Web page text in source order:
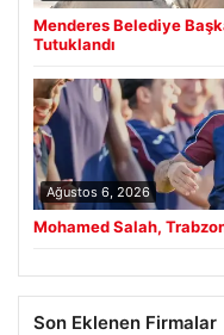
Menderes Belediye
Tutuklandı
Ağustos 6, 2026
Mohamed Salah,
Son Eklenen Firmalar